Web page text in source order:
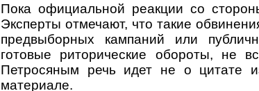
Пока официальной реакции со
Эксперты отмечают, что такие
предвыборных кампаний или
готовые риторические обороты, не
Петросяным речь идет не о цитате
материале.